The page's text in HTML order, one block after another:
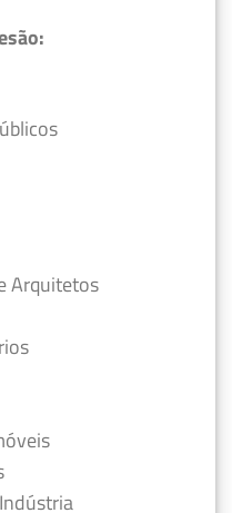
Arquitetos